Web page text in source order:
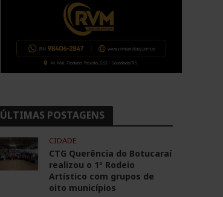
ÚLTIMAS POSTAGENS
CIDADE
CTG Querência do Botucaraí
realizou o 1º Rodeio
Artístico com grupos de
oito municípios